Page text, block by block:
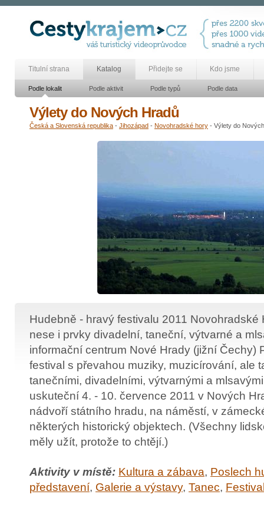
Titulní strana Katalog Přidejte se Kdo jsme
Podle lokalit Podle aktivit Podle typů Podle data
Výlety do Nových Hradů
Česká a Slovenská republika - Jihozápad - Novohradské hory - Výlety do
Hudebně - hravý festivalu 2011 Novohradské
nese i prvky divadelní, taneční, výtvarné a
informační centrum Nové Hrady (jižní Čechy)
festival s převahou muziky, muzicírování, ale
tanečními, divadelními, výtvarnými a
uskuteční 4. - 10. července 2011 v Nových
nádvoří státního hradu, na náměstí, v
některých historický objektech. (Všechny
měly užít, protože to chtějí.)
Aktivity v místě: Kultura a zábava, Poslech
představení, Galerie a výstavy, Tanec,